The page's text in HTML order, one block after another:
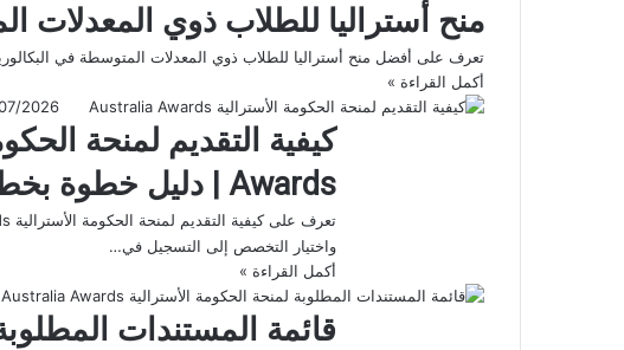
منح أستراليا للطلاب ذوي المعدلات
تعرف على أفضل منح أستراليا للطلاب ذوي المعدلات المتوسطة في البكالوريوس 2027، مع منح تبدأ من معدل يعادل
أكمل القراءة »
2026
Awards | دليل خطوة بخطوة
واختيار التخصص إلى التسجيل في…
أكمل القراءة »
قائمة المستندات